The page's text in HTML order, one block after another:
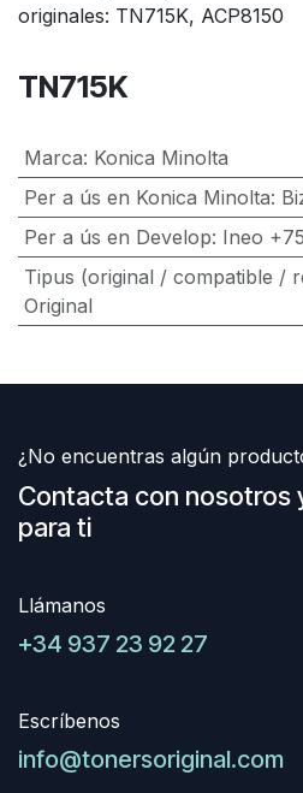
originales: TN715K, ACP8150
TN715K
Marca: Konica Minolta
Per a ús en Konica Minolta:
Per a ús en Develop: Ineo
Tipus (original / compatible /
Original
¿No encuentras algún
Contacta con nosotros
para ti
Llámanos
+34 937 23 92 27
Escríbenos
info@tonersoriginal.com